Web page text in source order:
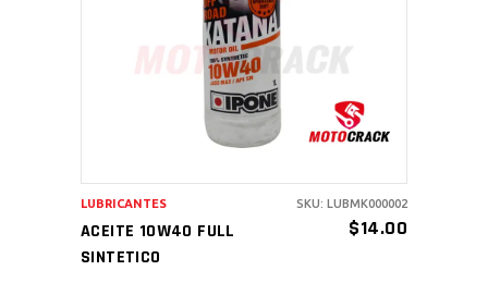
AÑADIR AL CARRITO
ACEITE 10W40 FULL
SINTETICO
$14.00
LUBRICANTES SKU: LUBMK000002